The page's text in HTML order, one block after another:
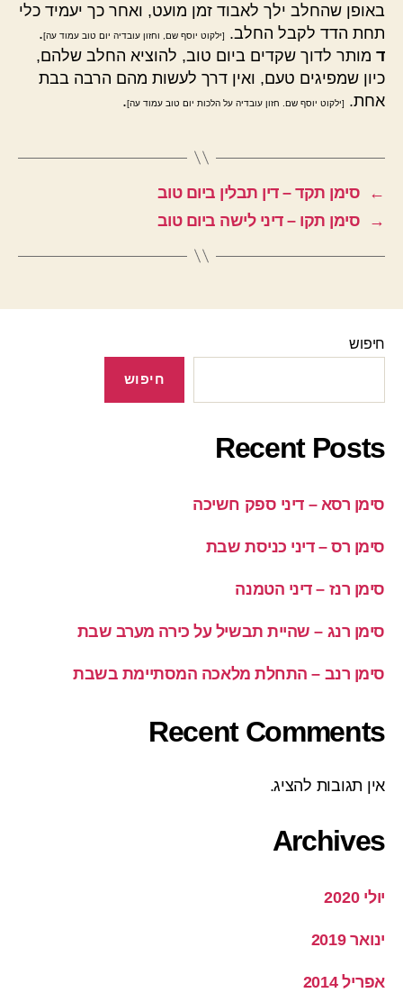
באופן שהחלב ילך לאבוד זמן מועט, ואחר כך יעמיד כלי
תחת הדד לקבל החלב.
[ילקוט יוסף שם, וחזון עובדיה יום טוב עמוד עה].
ד מותר לדוך שקדים ביום טוב, להוציא החלב שלהם,
כיון שמפיגים טעם, ואין דרך לעשות מהם הרבה בבת
אחת.
[ילקוט יוסף שם. חזון עובדיה על הלכות יום טוב עמוד עה].
←
סימן תקד – דין תבלין ביום טוב
→
סימן תקו – דיני לישה ביום טוב
חיפוש
חיפוש
Recent Posts
סימן רסא – דיני ספק חשיכה
סימן רס – דיני כניסת שבת
סימן רנז – דיני הטמנה
סימן רנג – שהיית תבשיל על כירה מערב שבת
סימן רנב – התחלת מלאכה המסתיימת בשבת
Recent Comments
אין תגובות להציג.
Archives
יולי 2020
ינואר 2019
אפריל 2014